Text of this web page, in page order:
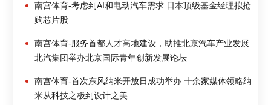
南宫体育-考虑到AI和电动汽车需求 日本顶级基金经理拟抢
购芯片股
南宫体育-服务首都人才高地建设，助推北京汽车产业发展
北汽集团举办北京国际青年创新发展论坛
南宫体育-首次东风纳米开放日成功举办 十余家媒体领略纳
米从科技之极到设计之美